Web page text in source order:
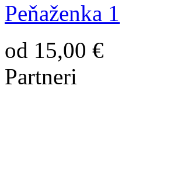
Peňaženka 1
od 15,00 €
Partneri